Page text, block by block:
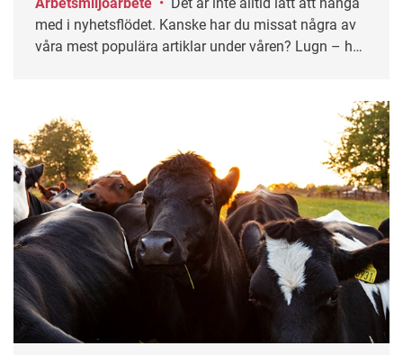
med i nyhetsflödet. Kanske har du missat några av
våra mest populära artiklar under våren? Lugn – här